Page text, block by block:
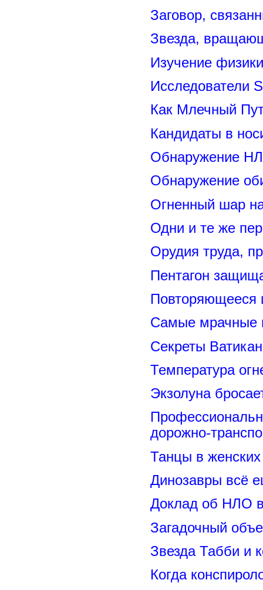
Заговор,
Звезда,
Изучение
Исследователи
Как Млечный
Кандидаты в
Обнаружение
Обнаружение
Огненный шар
Одни и те же
Орудия труда,
Пентагон
Повторяющееся
Самые мрачные
Секреты
Температура
Экзолуна
дорожно-
Танцы в женских
Динозавры всё
Доклад об НЛО
Загадочный
Звезда Табби и
Когда